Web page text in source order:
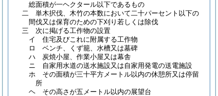
総面積が一ヘクタール以下であるもの
二 単木択伐、木竹の本数において二十パーセント以下の
間伐又は保育のための下刈り若しくは除伐
三 次に掲げる工作物の設置
イ 住宅及びこれに附属する工作物
ロ ベンチ、くず籠、水槽又は墓碑
ハ 炭焼小屋、作業小屋又は幕舎
ニ 自家用水道の送水施設又は自家用発電の送電施設
ホ その面積が三十平方メートル以内の休憩所又は停留
所
ヘ その高さが五メートル以内の展望台